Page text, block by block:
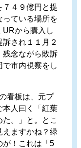
７４９億円と提
っている場所を
URから購入し
され１１月２
残念ながら敗訴
で市内視察をし
看板は、元プ
本人曰く「紅葉
。」と。とこ
えますかね？緑
が！これは「5